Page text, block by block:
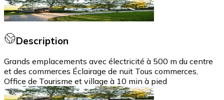
Description
Grands emplacements avec électricité à 500 m du centre
et des commerces Éclairage de nuit Tous commerces,
Office de Tourisme et village à 10 min à pied